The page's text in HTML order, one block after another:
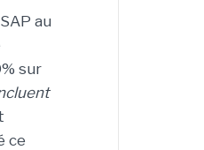
au
sur
ce